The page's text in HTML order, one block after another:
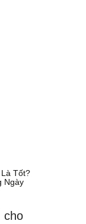
Tốt?
Ngày
cho